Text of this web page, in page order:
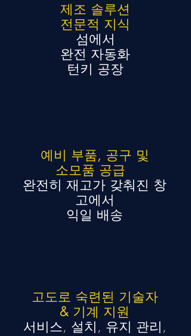
제조 솔루션
전문적 지식
섬에서
완전 자동화
턴키 공장
예비 부품, 공구 및
소모품 공급
완전히 재고가 갖춰진 창
고에서
익일 배송
고도로 숙련된 기술자
& 기계 지원
서비스, 설치, 유지 관리,